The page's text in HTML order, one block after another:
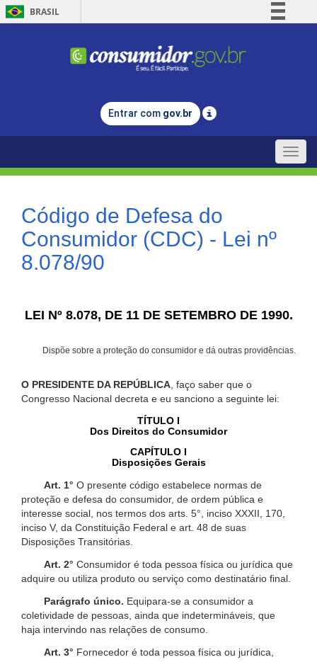
BRASIL
Comunica BR
Legislação
Entrar com gov.br
Toggle
Código de Defesa do
Consumidor (CDC) - Lei nº
8.078/90
LEI Nº 8.078, DE 11 DE SETEMBRO DE 1990.
Dispõe sobre a proteção do consumidor e dá outras providências.
O PRESIDENTE DA REPÚBLICA , faço saber que o
Congresso Nacional decreta e eu sanciono a seguinte lei:
TÍTULO I
Dos Direitos do Consumidor
CAPÍTULO I
Disposições Gerais
Art. 1° O presente código estabelece normas de
proteção e defesa do consumidor, de ordem pública e
interesse social, nos termos dos arts. 5°, inciso XXXII, 170,
inciso V, da Constituição Federal e art. 48 de suas
Disposições Transitórias.
Art. 2° Consumidor é toda pessoa física ou jurídica que
adquire ou utiliza produto ou serviço como destinatário final.
Parágrafo único. Equipara-se a consumidor a
coletividade de pessoas, ainda que indetermináveis, que
haja intervindo nas relações de consumo.
Art. 3° Fornecedor é toda pessoa física ou jurídica,